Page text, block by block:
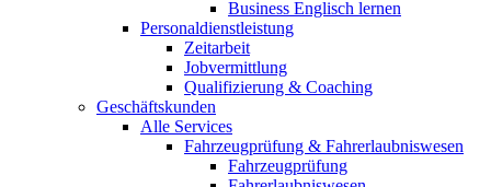
Business Englisch lernen
Personaldienstleistung
Zeitarbeit
Jobvermittlung
Qualifizierung & Coaching
Geschäftskunden
Alle Services
Fahrzeugprüfung & Fahrerlaubniswesen
Fahrzeugprüfung